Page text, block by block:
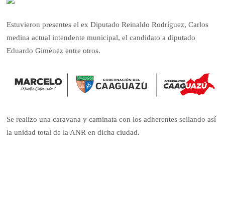
Estuvieron presentes el ex Diputado Reinaldo Rodríguez, Carlos
medina actual intendente municipal, el candidato a diputado
Eduardo Giménez entre otros.
Se realizo una caravana y caminata con los adherentes sellando así
la unidad total de la ANR en dicha ciudad.